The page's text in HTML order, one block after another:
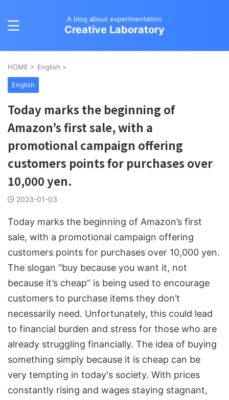
A blog about experimentation
Creative Laboratory
HOME > English >
English
Today marks the beginning of
Amazon’s first sale, with a
promotional campaign offering
customers points for purchases over
10,000 yen.
2023-01-03
Today marks the beginning of Amazon’s first
sale, with a promotional campaign offering
customers points for purchases over 10,000 yen.
The slogan “buy because you want it, not
because it’s cheap” is being used to encourage
customers to purchase items they don’t
necessarily need. Unfortunately, this could lead
to financial burden and stress for those who are
already struggling financially. The idea of buying
something simply because it is cheap can be
very tempting in today's society. With prices
constantly rising and wages staying stagnant,